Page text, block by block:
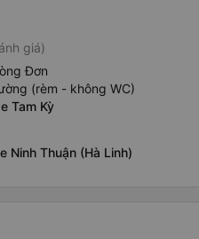
giá)
Đơn
(rèm - không WC)
Tam Kỳ
Ninh Thuận (Hà Linh)